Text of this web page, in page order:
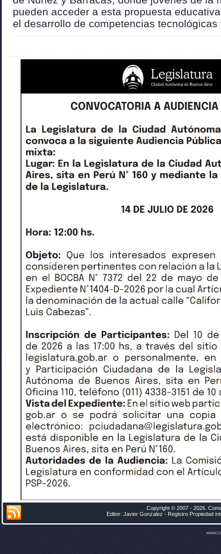
pueden acceder a esta propuesta
el desarrollo de competencias tecnológicas
Copyright © 2007 - 2026.
Editor: Javier Gonzalez - Registro Propiedad